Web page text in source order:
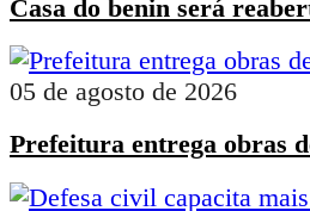
Casa do benin será
05 de agosto de 2026
Prefeitura entrega obras